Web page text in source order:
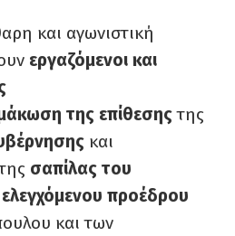
και αγωνιστική
εργαζόμενοι και
της επίθεσηςτης
και
σαπίλας του
προέδρου
και των